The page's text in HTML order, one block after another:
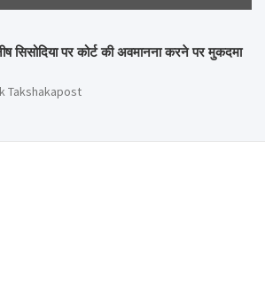
सिसोदिया पर कोर्ट की अवमानना करने पर मुकदमा
Takshakapost